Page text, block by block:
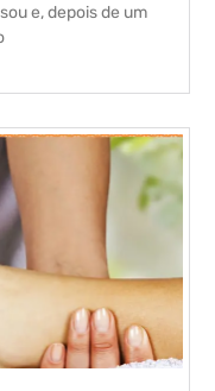
e, depois de um